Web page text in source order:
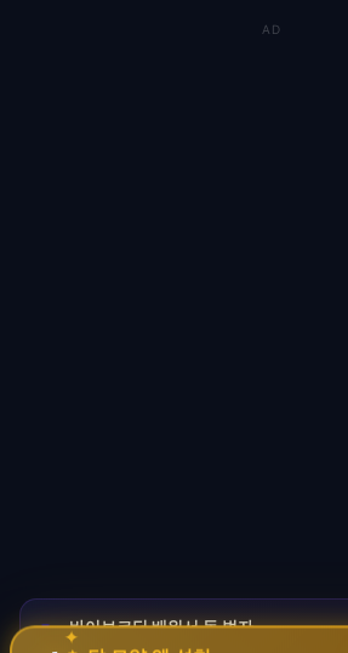
AD
🚀바이브코딩 배워서 돈 벌자
코딩 몰라도 AI로 자동화 수익 시스템 구축 · 무료
✦